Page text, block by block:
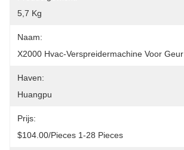
5,7 Kg
Naam:
X2000 Hvac-Verspreidermachine Voor Geur
Haven:
Huangpu
Prijs:
$104.00/pieces 1-28 Pieces